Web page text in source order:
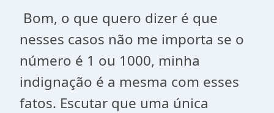
Bom, o que quero dizer é que
nesses casos não me importa se o
número é 1 ou 1000, minha
indignação é a mesma com esses
fatos. Escutar que uma única